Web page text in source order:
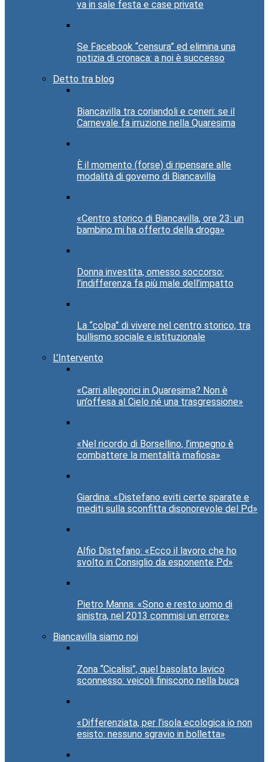
va in sale festa e case private
Se Facebook “censura” ed elimina una
notizia di cronaca: a noi è successo
Detto tra blog
Biancavilla tra coriandoli e ceneri: se il
Carnevale fa irruzione nella Quaresima
È il momento (forse) di ripensare alle
modalità di governo di Biancavilla
«Centro storico di Biancavilla, ore 23: un
bambino mi ha offerto della droga»
Donna investita, omesso soccorso:
l’indifferenza fa più male dell’impatto
La “colpa” di vivere nel centro storico, tra
bullismo sociale e istituzionale
L’Intervento
«Carri allegorici in Quaresima? Non è
un’offesa al Cielo né una trasgressione»
«Nel ricordo di Borsellino, l’impegno è
combattere la mentalità mafiosa»
Giardina: «Distefano eviti certe sparate e
mediti sulla sconfitta disonorevole del Pd»
Alfio Distefano: «Ecco il lavoro che ho
svolto in Consiglio da esponente Pd»
Pietro Manna: «Sono e resto uomo di
sinistra, nel 2013 commisi un errore»
Biancavilla siamo noi
Zona “Cicalisi”, quel basolato lavico
sconnesso: veicoli finiscono nella buca
«Differenziata, per l’isola ecologica io non
esisto: nessuno sgravio in bolletta»